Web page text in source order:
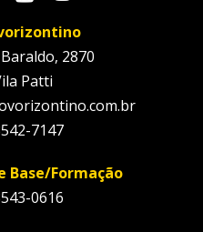
2870
Patti
7147
Base/Formação
0616